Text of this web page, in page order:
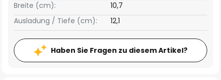
Breite (cm): 10,7
Ausladung / Tiefe (cm): 12,1
Haben Sie Fragen zu diesem Artikel?